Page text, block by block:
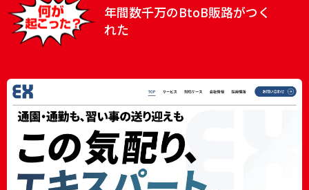
年間数千万のBtoB販路がつく
れた